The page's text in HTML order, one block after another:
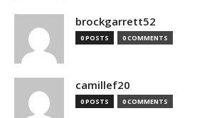
brockgarrett52
0 POSTS 0 COMMENTS
camillef20
0 POSTS 0 COMMENTS